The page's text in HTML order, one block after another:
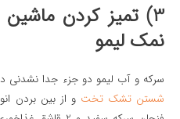
3) تميز كردن
نمک لیمو
سرکه و آب لیمو دو جزء جدا
شستن تشک تخت